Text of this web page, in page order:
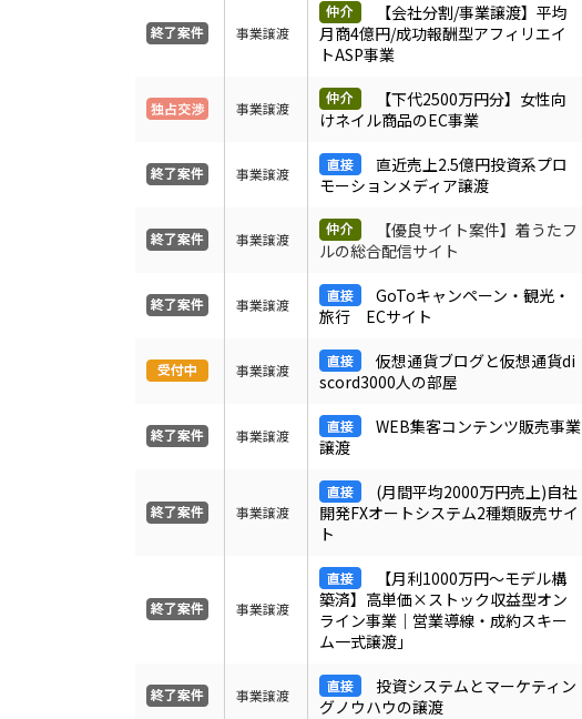
事業譲渡
【会社分割/事業譲渡】平均
月商4億円/成功報酬型アフィリエイ
トASP事業
事業譲渡
【下代2500万円分】女性向
けネイル商品のEC事業
事業譲渡
直近売上2.5億円投資系プロ
モーションメディア譲渡
事業譲渡
【優良サイト案件】着うたフ
ルの総合配信サイト
事業譲渡
GoToキャンペーン・観光・
旅行 ECサイト
事業譲渡
仮想通貨ブログと仮想通貨di
scord3000人の部屋
事業譲渡
WEB集客コンテンツ販売事業
譲渡
事業譲渡
(月間平均2000万円売上)自社
開発FXオートシステム2種類販売サイ
ト
事業譲渡
【月利1000万円〜モデル構
築済】高単価×ストック収益型オン
ライン事業｜営業導線・成約スキー
ム一式譲渡」
事業譲渡
投資システムとマーケティン
グノウハウの譲渡